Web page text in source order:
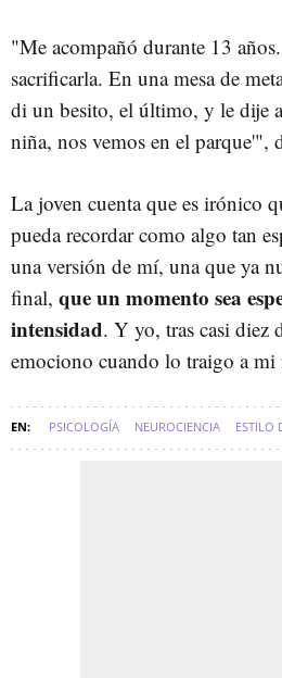
"Me acompañó durante 13
sacrificarla. En una mesa de
di un besito, el último, y le dije
niña, nos vemos en el parque'",
La joven cuenta que es irónico
pueda recordar como algo tan
una versión de mí, una que ya
final, que un momento sea
intensidad. Y yo, tras casi diez
emociono cuando lo traigo a mi
PSICOLOGÍA NEUROCIENCIA ESTILO